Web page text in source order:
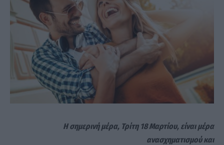
Η σημερινή μέρα, Τρίτη 18 Μαρτίου, είναι μέρα
ανασχηματισμού και